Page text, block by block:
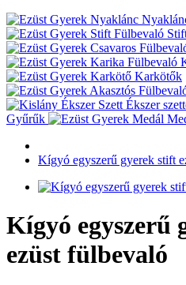
Karkötők
Ékszer
Gyűrűk
Kígyó egyszerű gyerek stift
Kígyó egyszerű
ezüst fülbevaló